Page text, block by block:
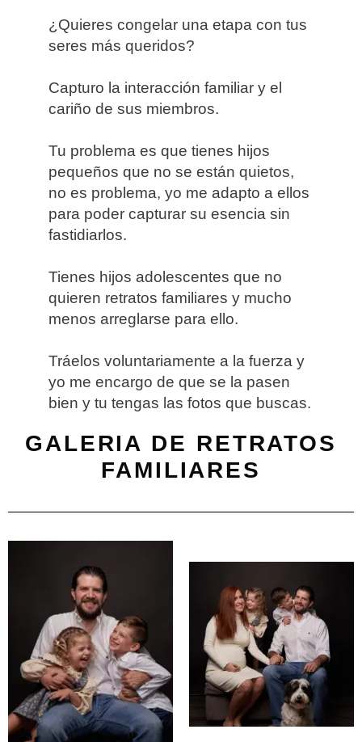
¿Quieres congelar una etapa con tus
seres más queridos?
Capturo la interacción familiar y el
cariño de sus miembros.
Tu problema es que tienes hijos
pequeños que no se están quietos,
no es problema, yo me adapto a ellos
para poder capturar su esencia sin
fastidiarlos.
Tienes hijos adolescentes que no
quieren retratos familiares y mucho
menos arreglarse para ello.
Tráelos voluntariamente a la fuerza y
yo me encargo de que se la pasen
bien y tu tengas las fotos que buscas.
GALERIA DE RETRATOS
FAMILIARES